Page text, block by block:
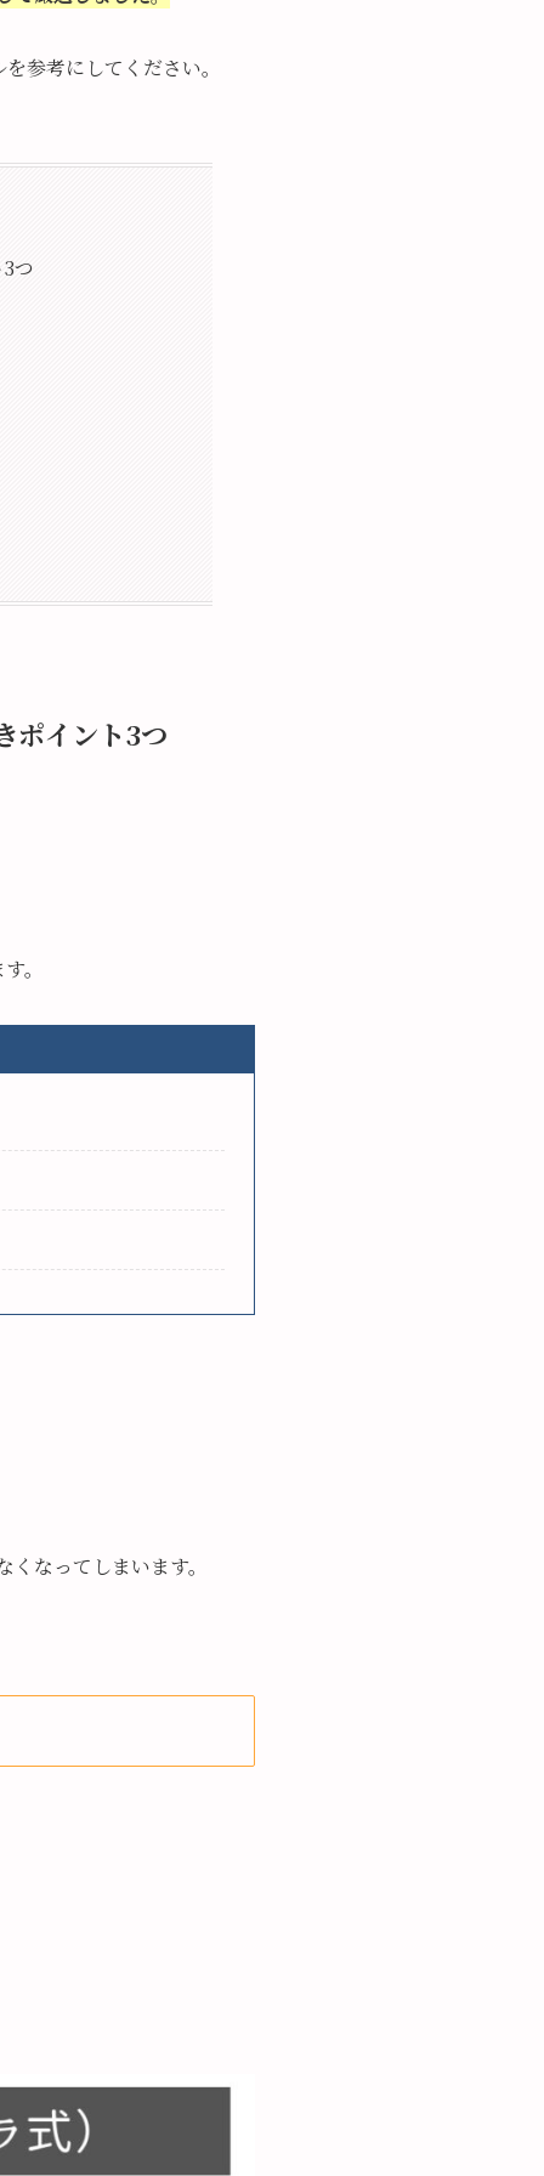
参考にしてください。
つ
ポイント3つ
。
なってしまいます。